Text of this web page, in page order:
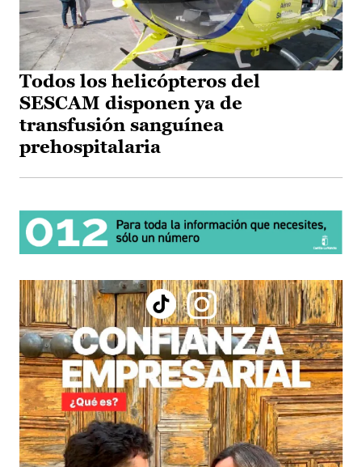
Todos los helicópteros del
SESCAM disponen ya de
transfusión sanguínea
prehospitalaria